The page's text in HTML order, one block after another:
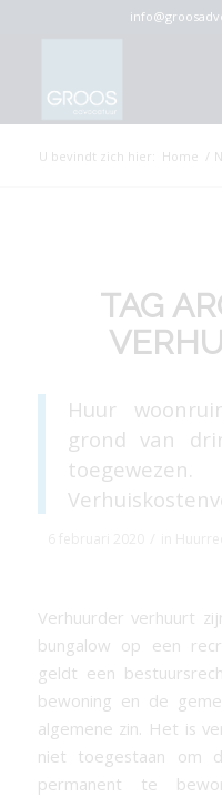
U bevindt zich hier: Home /
TAG
Huur
grond van
toegewezen.
Verhuurder verhuurt
bungalow op een
geldt een
bewoning en de
algemene zin. Het is
niet toegestaan om
permanent te